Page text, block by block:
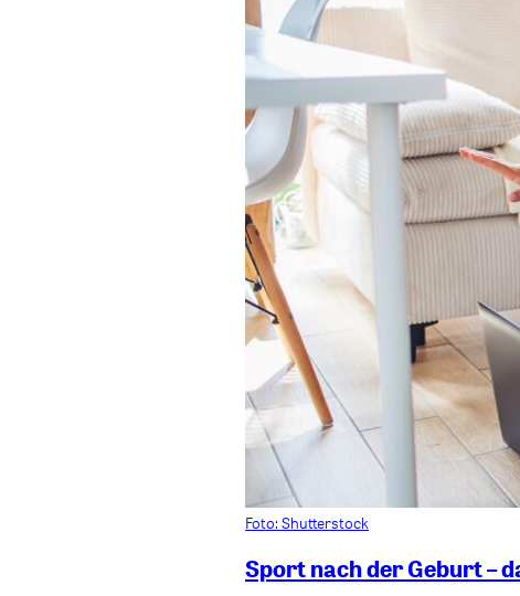
Foto: Shutterstock
Sport nach der Geburt –